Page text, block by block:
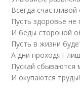
Всегда счастливой
Пусть здоровье не
И беды стороной
Пусть в жизни
А дни проходят
Пускай сбываются
И окупаются труды!